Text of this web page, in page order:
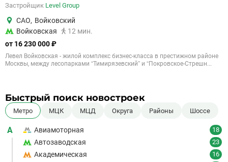
Застройщик Level Group
САО, Войковский
Войковская
12 мин.
от 16 230 000 ₽
Левел Войковская - жилой комплекс бизнес-класса в престижном районе
Москвы, между лесопарками “Тимирязевский” и “Покровское-Стрешн...
Быстрый поиск новостроек
Метро МЦК МЦД Округа Районы Шоссе
А Авиамоторная 18
Автозаводская 23
Академическая 16